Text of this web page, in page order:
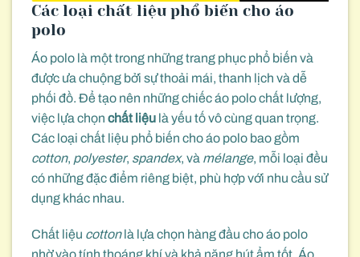
Các loại chất liệu phổ biến cho áo
polo
Áo polo là một trong những trang phục phổ biến và
được ưa chuộng bởi sự thoải mái, thanh lịch và dễ
phối đồ. Để tạo nên những chiếc áo polo chất lượng,
việc lựa chọn chất liệu là yếu tố vô cùng quan trọng.
Các loại chất liệu phổ biến cho áo polo bao gồm
cotton, polyester, spandex, và mélange, mỗi loại đều
có những đặc điểm riêng biệt, phù hợp với nhu cầu sử
dụng khác nhau.
Chất liệu cottonlà lựa chọn hàng đầu cho áo polo